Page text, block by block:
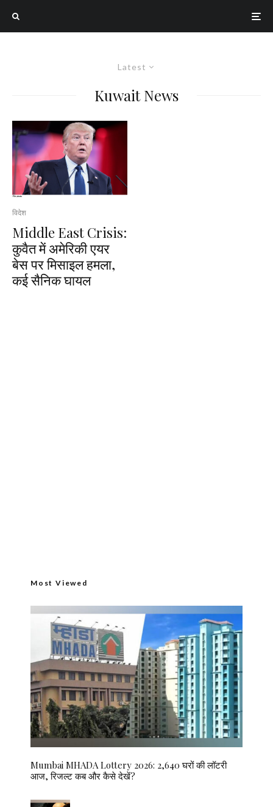
Latest
Kuwait News
विदेश
Middle East Crisis:
कुवैत में अमेरिकी एयर
बेस पर मिसाइल हमला,
कई सैनिक घायल
Most Viewed
Mumbai MHADA Lottery 2026: 2,640 घरों की लॉटरी
आज, रिजल्ट कब और कैसे देखें?